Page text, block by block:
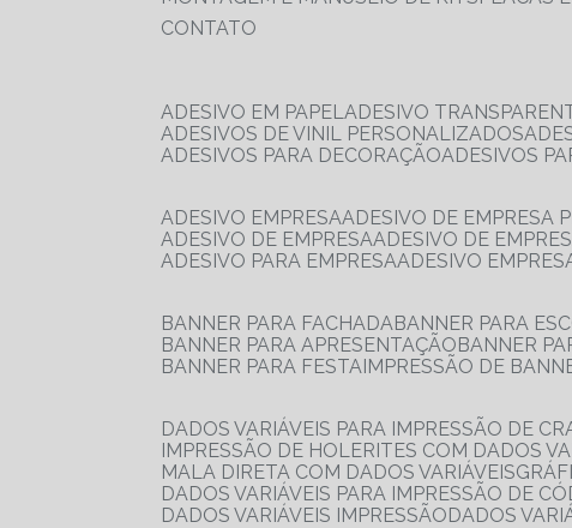
CONTATO
ADESIVO EM PAPEL
ADESIVO
ADESIVOS DE VINIL PERSONALIZADOS
ADESIVOS PARA DECORAÇÃO
ADESIVOS
ADESIVO EMPRESA
ADESIVO DE EMPRESA
ADESIVO DE EMPRESA
ADESIVO DE
ADESIVO PARA EMPRESA
ADESIVO
BANNER PARA FACHADA
BANNER PARA
BANNER PARA APRESENTAÇÃO
BANNER
BANNER PARA FESTA IMPRESSÃO DE
DADOS VARIÁVEIS PARA IMPRESSÃO DE
IMPRESSÃO DE HOLERITES COM DADOS
MALA DIRETA COM DADOS VARIÁVEIS
DADOS VARIÁVEIS PARA IMPRESSÃO DE
DADOS VARIÁVEIS IMPRESSÃO
DADOS